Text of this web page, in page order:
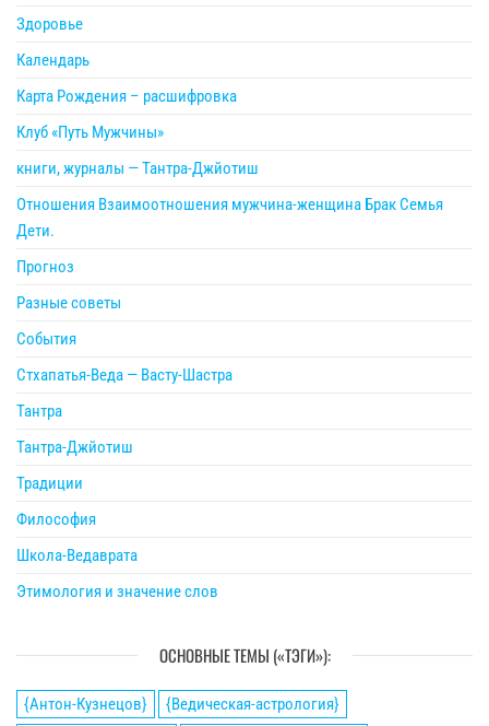
Здоровье
Календарь
Карта Рождения – расшифровка
Клуб «Путь Мужчины»
книги, журналы — Тантра-Джйотиш
Отношения Взаимоотношения мужчина-женщина Брак Семья
Дети.
Прогноз
Разные советы
События
Стхапатья-Веда — Васту-Шастра
Тантра
Тантра-Джйотиш
Традиции
Философия
Школа-Ведаврата
Этимология и значение слов
ОСНОВНЫЕ ТЕМЫ («ТЭГИ»):
{Антон-Кузнецов}
{Ведическая-астрология}